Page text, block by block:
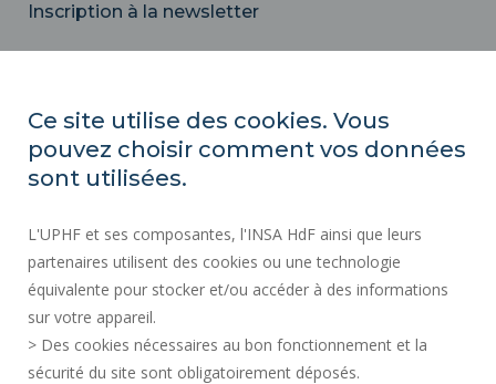
Inscription à la newsletter
ACTOS REGLAMENTARIOS
CONTRATACIÓN PÚBLICA
INFORMACIÓN LEGAL
SALA DE PRENSA
CONTRATACIÓN
Ce site utilise des cookies. Vous
pouvez choisir comment vos données
sont utilisées.
L'UPHF et ses composantes, l'INSA HdF ainsi que leurs
partenaires utilisent des cookies ou une technologie
équivalente pour stocker et/ou accéder à des informations
sur votre appareil.
> Des cookies nécessaires au bon fonctionnement et la
sécurité du site sont obligatoirement déposés.